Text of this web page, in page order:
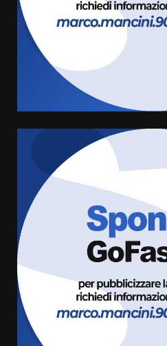
Carta
di aperture
Comune di
cittadina di
pronta a
comunale
6 Agosto 2026
Cura dei
cittadinanza
l’avviso per
condivisa
Laureto
La magia
assoluta de
Belvedere.
6 Agosto 2026